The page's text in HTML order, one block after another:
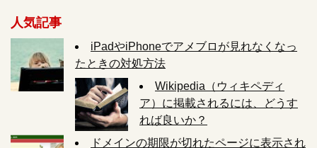
人気記事
iPadやiPhoneでアメブロが見れなくなっ
たときの対処方法
Wikipedia（ウィキペディ
ア）に掲載されるには、どうす
れば良いか？
ドメインの期限が切れたページに表示され